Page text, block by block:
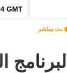
GMT
بث مباشر